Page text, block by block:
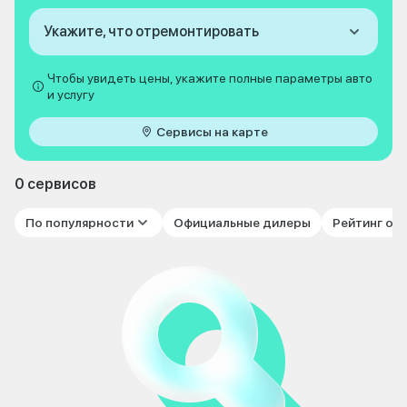
Укажите, что отремонтировать
Чтобы увидеть цены, укажите полные параметры авто
и услугу
Сервисы на карте
0 сервисов
По популярности Официальные дилеры Рейтинг